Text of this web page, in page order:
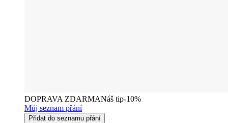
DOPRAVA ZDARMANáš tip-10%
Můj seznam přání
Přidat do seznamu přání